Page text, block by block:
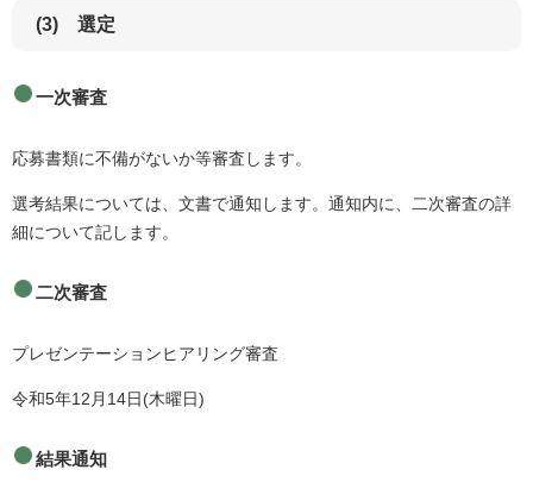
(3) 選定
一次審査
応募書類に不備がないか等審査します。
選考結果については、文書で通知します。通知内に、二次審査の詳
細について記します。
二次審査
プレゼンテーションヒアリング審査
令和5年12月14日(木曜日)
結果通知